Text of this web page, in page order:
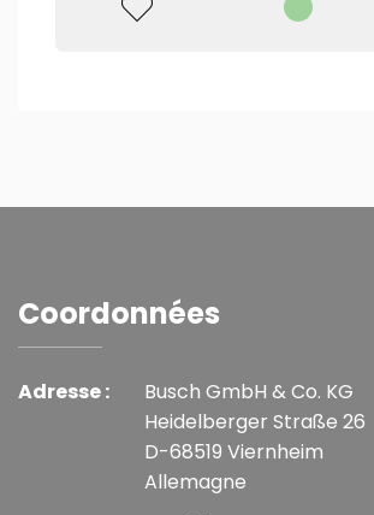
Coordonnées
Adresse :
Busch GmbH & Co. KG
Heidelberger Straße 26
D-68519 Viernheim
Allemagne